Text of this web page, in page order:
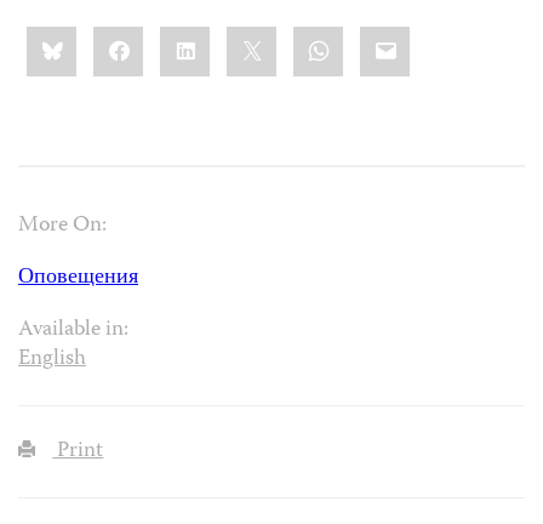
Share
this:BlueskyFacebookLinkedIn WhatsApp
Email
More On:
Оповещения
Available in:
English
Print